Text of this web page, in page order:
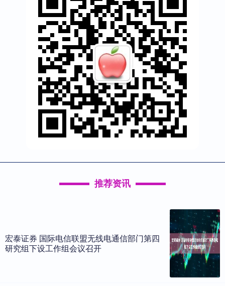
推荐资讯
宏泰证券 国际电信联盟无线电通信部门第四
研究组下设工作组会议召开